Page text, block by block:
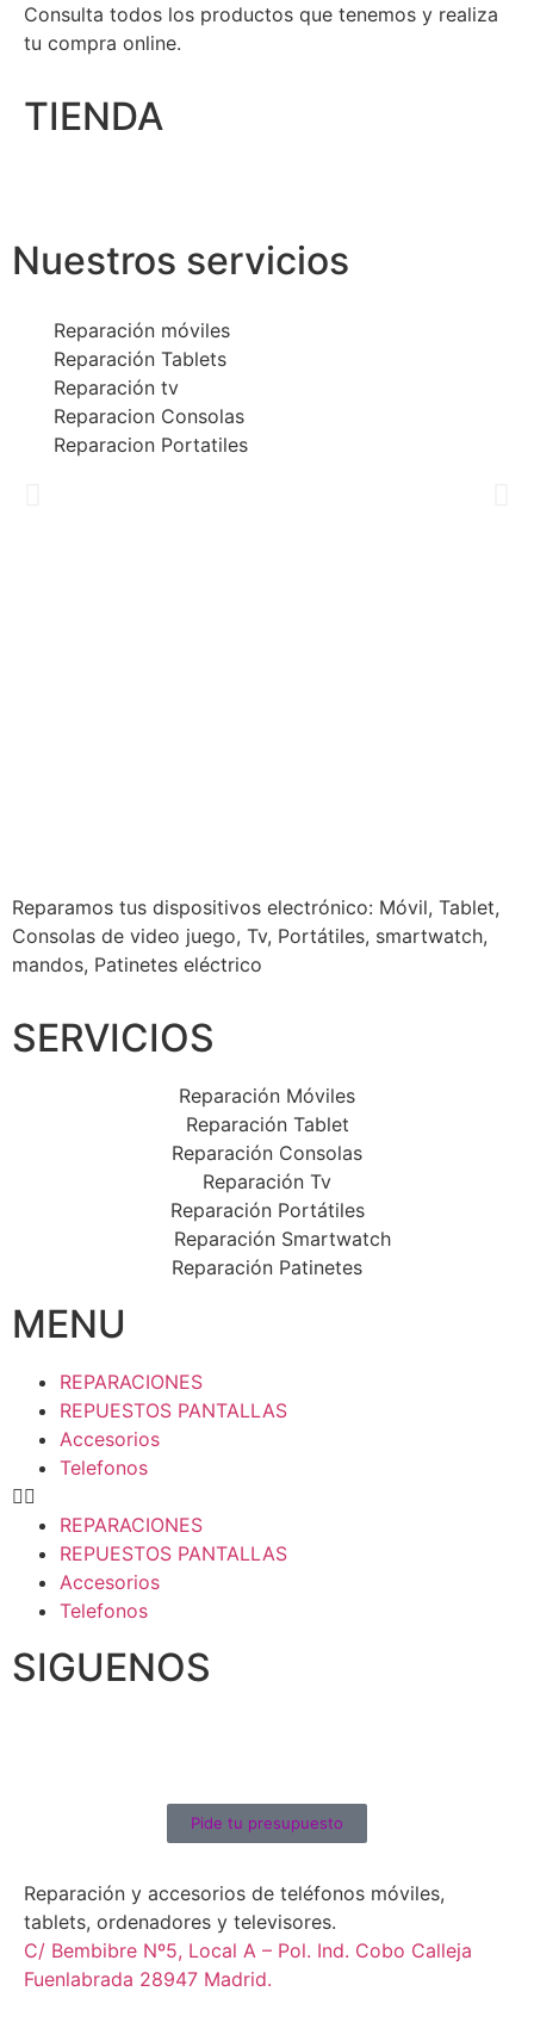
Consulta todos los productos que tenemos y realiza
tu compra online.
TIENDA
Nuestros servicios
Reparación móviles
Reparación Tablets
Reparación tv
Reparacion Consolas
Reparacion Portatiles
Reparamos tus dispositivos electrónico: Móvil, Tablet,
Consolas de video juego, Tv, Portátiles, smartwatch,
mandos, Patinetes eléctrico
SERVICIOS
Reparación Móviles
Reparación Tablet
Reparación Consolas
Reparación Tv
Reparación Portátiles
Reparación Smartwatch
Reparación Patinetes
MENU
REPARACIONES
REPUESTOS PANTALLAS
Accesorios
Telefonos
REPARACIONES
REPUESTOS PANTALLAS
Accesorios
Telefonos
SIGUENOS
Pide tu presupuesto
Reparación y accesorios de teléfonos móviles,
tablets, ordenadores y televisores.
C/ Bembibre Nº5, Local A – Pol. Ind. Cobo Calleja
Fuenlabrada 28947 Madrid.